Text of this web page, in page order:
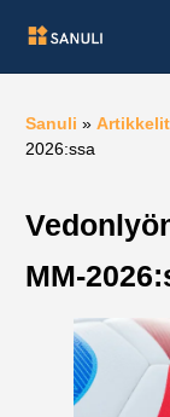
Sanuli » Artikkelit
2026:ssa
MM-